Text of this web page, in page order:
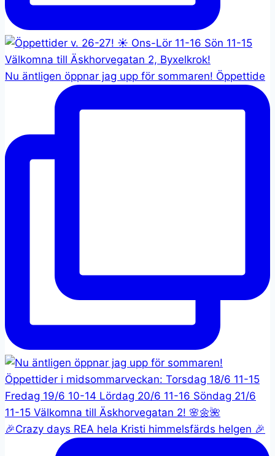
Nu äntligen öppnar jag upp för sommaren! Öppettide
🎉Crazy days REA hela Kristi himmelsfärds helgen 🎉